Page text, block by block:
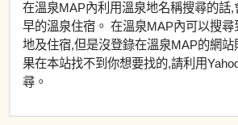
在溫泉MAP內利用溫泉地名稱搜尋的話
早的溫泉住宿。 在溫泉MAP內可以搜尋
地及住宿,但是沒登錄在溫泉MAP的網站
果在本站找不到你想要找的,請利用
尋。